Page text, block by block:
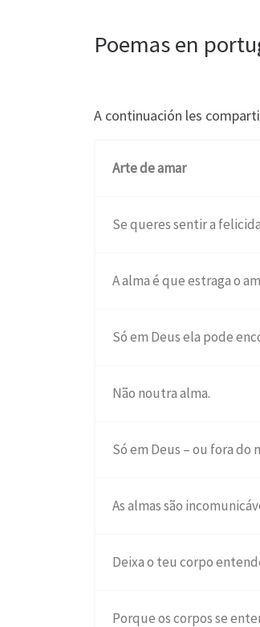
Poemas en
A continuación les
Arte de amar
Se queres sentir a
A alma é que estraga o
Só em Deus ela pode
Não noutra alma.
Só em Deus – ou fora do
As almas são
Deixa o teu corpo
Porque os corpos se